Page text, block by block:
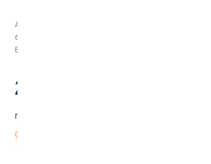
з
у
р
с
к
л
к
Арт:
65009
В наличии
220
грн/кг